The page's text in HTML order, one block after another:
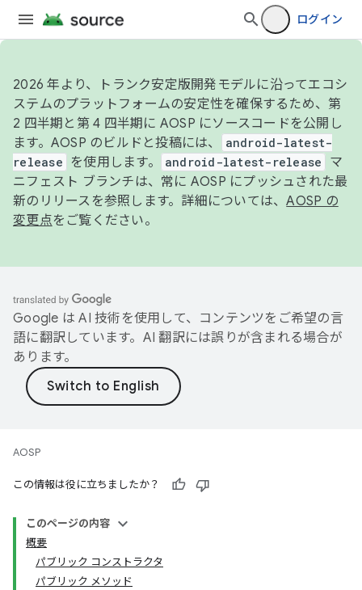
ログイン
2026 年より、トランク安定版開発モデルに沿ってエコシ
ステムのプラットフォームの安定性を確保するため、第
2 四半期と第 4 四半期に AOSP にソースコードを公開し
ます。AOSP のビルドと投稿には、
android-latest-
release
を使用します。 android-latest-release
マ
ニフェスト ブランチは、常に AOSP にプッシュされた最
新のリリースを参照します。詳細については、AOSP の
変更点をご覧ください。
Google は AI 技術を使用して、コンテンツをご希望の言
語に翻訳しています。AI 翻訳には誤りが含まれる場合が
あります。
AOSP
この情報は役に立ちましたか？
このページの内容
概要
パブリック コンストラクタ
パブリック メソッド